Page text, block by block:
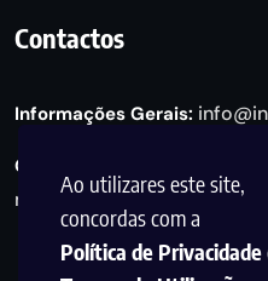
Ao utilizares este site,
concordas com a
Política de Privacidade
Contactos
Informações Gerais:
Consultas de Marketing e
marketing@inbrief.pt